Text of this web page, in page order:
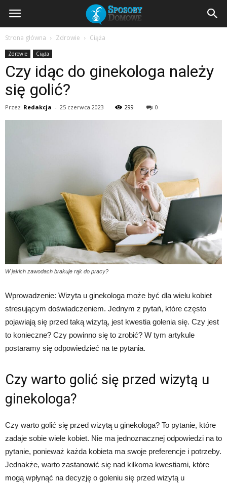
SposobyDomowe.pl
domowe
zdrowie,
urodę
Strona główna Zdrowie Ciąża
Zdrowie Ciąża
Czy idąc do ginekologa należy
się golić?
Przez Redakcja - 25 czerwca 2023 299 0
W jakich zawodach brakuje rąk do pracy?
Wprowadzenie: Wizyta u ginekologa może być dla wielu kobiet
stresującym doświadczeniem. Jednym z pytań, które często
pojawiają się przed taką wizytą, jest kwestia golenia się. Czy jest
to konieczne? Czy powinno się to zrobić? W tym artykule
postaramy się odpowiedzieć na te pytania.
Czy warto golić się przed wizytą u
ginekologa?
Czy warto golić się przed wizytą u ginekologa? To pytanie, które
zadaje sobie wiele kobiet. Nie ma jednoznacznej odpowiedzi na to
pytanie, ponieważ każda kobieta ma swoje preferencje i potrzeby.
Jednakże, warto zastanowić się nad kilkoma kwestiami, które
mogą wpłynąć na decyzję o goleniu się przed wizytą u